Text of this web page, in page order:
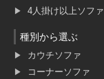
4人掛け以上ソファ
種別から選ぶ
カウチソファ
コーナーソファ